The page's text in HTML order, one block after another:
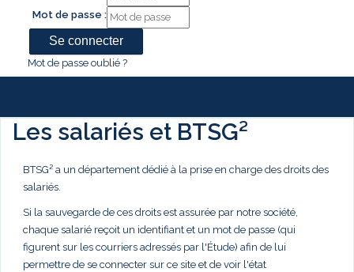
Mot de passe :
Mot de passe oublié ?
Les salariés et BTSG²
BTSG² a un département dédié à la prise en charge des droits des
salariés.
Si la sauvegarde de ces droits est assurée par notre société,
chaque salarié reçoit un identifiant et un mot de passe (qui
figurent sur les courriers adressés par l'Étude) afin de lui
permettre de se connecter sur ce site et de voir l'état